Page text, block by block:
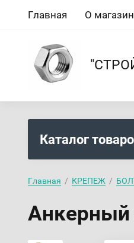
Главная О
Каталог
Главная
  /
КРЕПЕЖ
  /
Анкерный